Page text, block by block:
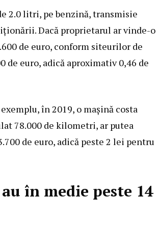
2.0 litri, pe benzină, transmisie
Dacă proprietarul ar vinde-o
de euro, conform siteurilor de
de euro, adică aproximativ 0,46 de
în 2019, o mașină costa
78.000 de kilometri, ar putea
de euro, adică peste 2 lei pentru
în medie peste 14